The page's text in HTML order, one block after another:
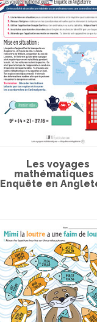
Les voyages
mathématiques
Enquête en